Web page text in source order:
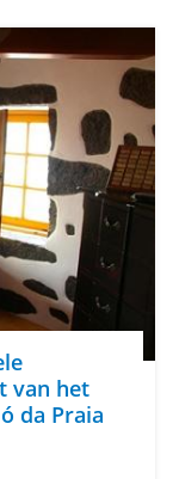
van het
da Praia